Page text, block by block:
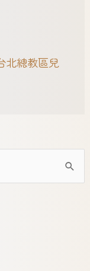
北總教區兒